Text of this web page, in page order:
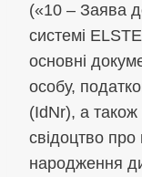
(«10 – Заява
системі
основні
особу,
(IdNr), а також
свідоцтво
народження